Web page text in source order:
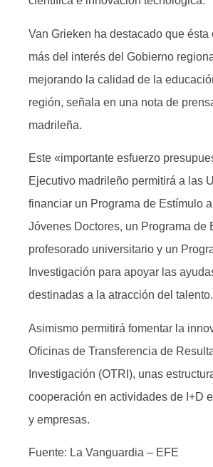
Van Grieken ha destacado que ésta
más del interés del Gobierno
mejorando la calidad de la
región, señala en una nota de
madrileña.
Este «importante esfuerzo
Ejecutivo madrileño permitirá a las
financiar un Programa de Estímulo
Jóvenes Doctores, un Programa de
profesorado universitario y un
Investigación para apoyar las
destinadas a la atracción del talento.
Asimismo permitirá fomentar la
Oficinas de Transferencia de
Investigación (OTRI), unas
cooperación en actividades de I+D
y empresas.
Fuente: La Vanguardia – EFE